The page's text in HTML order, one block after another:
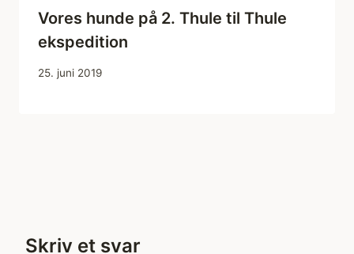
Vores hunde på 2. Thule til Thule
ekspedition
25. juni 2019
Skriv et svar